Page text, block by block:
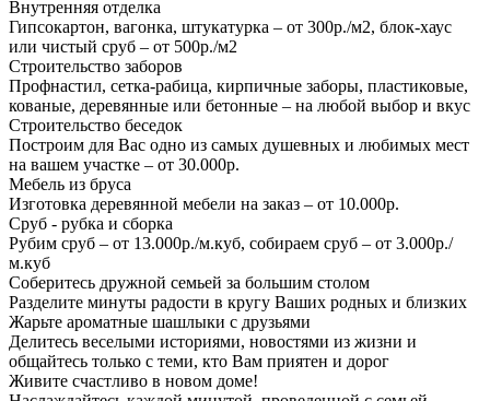
Внутренняя отделка
Гипсокартон, вагонка, штукатурка – от 300р./м2, блок-хаус
или чистый сруб – от 500р./м2
Строительство заборов
Профнастил, сетка-рабица, кирпичные заборы, пластиковые,
кованые, деревянные или бетонные – на любой выбор и вкус
Строительство беседок
Построим для Вас одно из самых душевных и любимых мест
на вашем участке – от 30.000р.
Мебель из бруса
Изготовка деревянной мебели на заказ – от 10.000р.
Сруб - рубка и сборка
Рубим сруб – от 13.000р./м.куб, собираем сруб – от 3.000р./
м.куб
Соберитесь дружной семьей за большим столом
Разделите минуты радости в кругу Ваших родных и близких
Жарьте ароматные шашлыки с друзьями
Делитесь веселыми историями, новостями из жизни и
общайтесь только с теми, кто Вам приятен и дорог
Живите счастливо в новом доме!